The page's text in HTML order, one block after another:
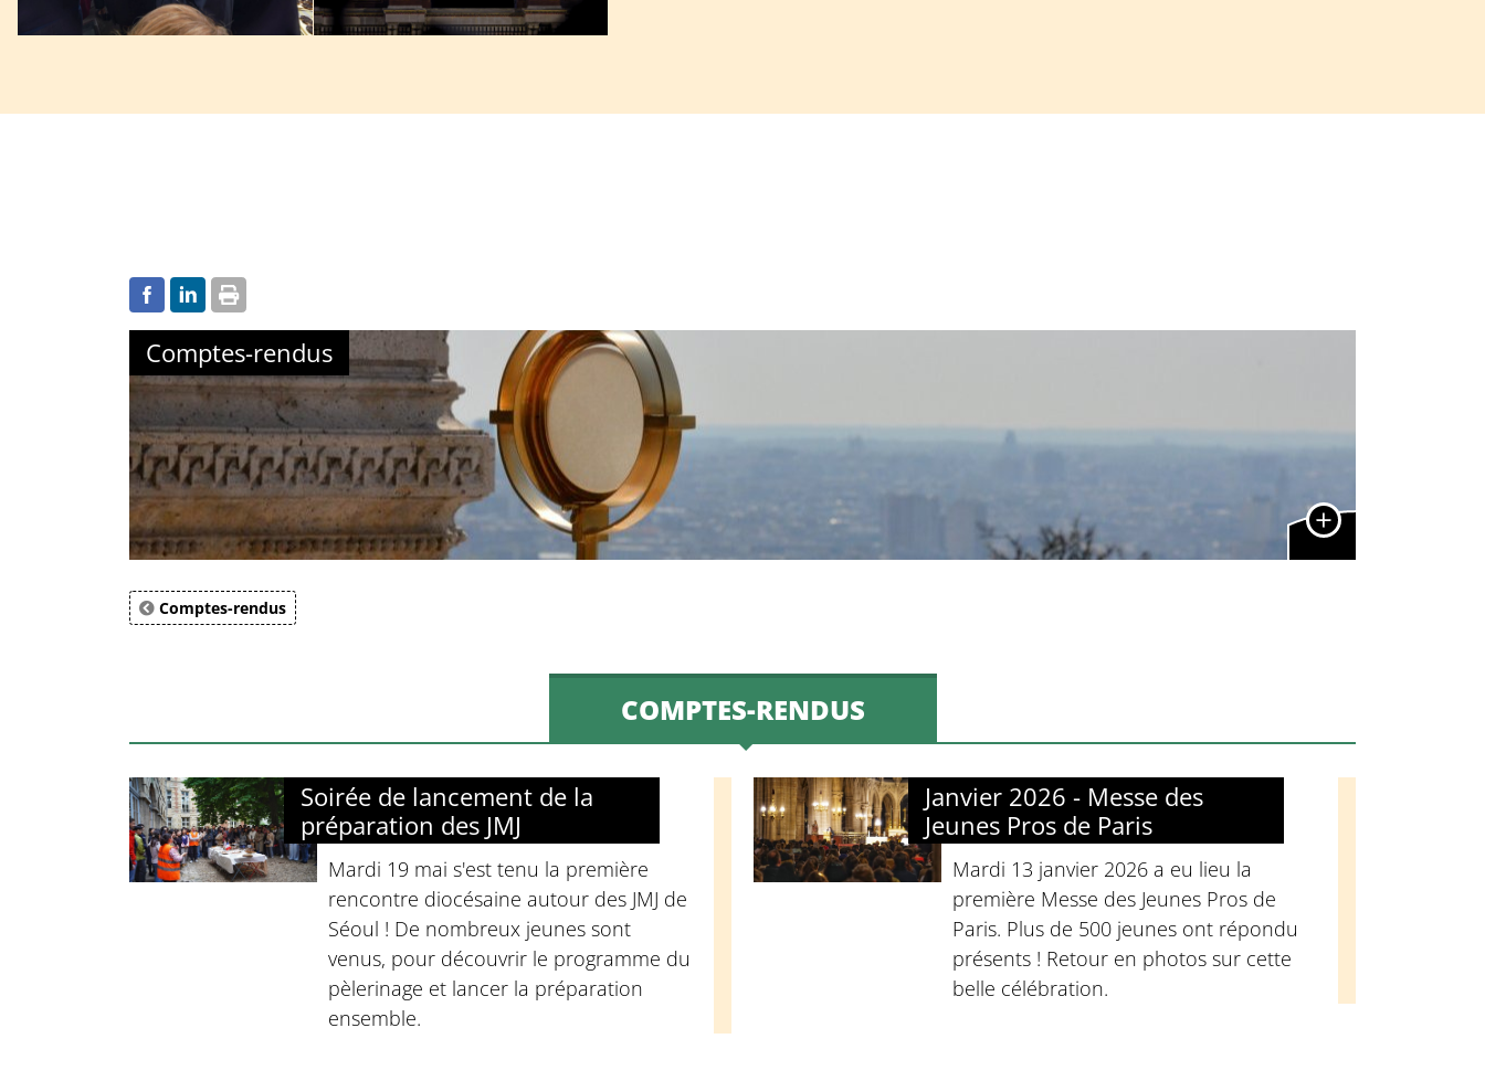
Comptes-rendus
Comptes-rendus
COMPTES-RENDUS
Soirée de lancement de la
préparation des JMJ
Mardi 19 mai s'est tenu la première
rencontre diocésaine autour des JMJ de
Séoul ! De nombreux jeunes sont
venus, pour découvrir le programme du
pèlerinage et lancer la préparation
ensemble.
Janvier 2026 - Messe des
Jeunes Pros de Paris
Mardi 13 janvier 2026 a eu lieu la
première Messe des Jeunes Pros de
Paris. Plus de 500 jeunes ont répondu
présents ! Retour en photos sur cette
belle célébration.